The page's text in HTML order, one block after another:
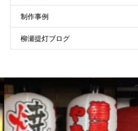
制作事例
柳瀬提灯ブログ